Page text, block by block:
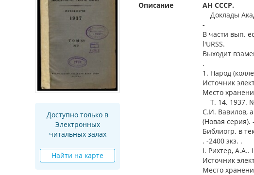
Доступно только в
Электронных
читальных залах
Найти на карте
Описание
АН СССР.
Доклады
-
В части вып.
l'URSS.
Выходит
.
1. Народ
Источник
Место
Т. 14. 1937. №
С.И. Вавилов,
(Новая серия). -
Библиогр. в
. -2400 экз. .
I. Рихтер, А.А..
Источник
Место